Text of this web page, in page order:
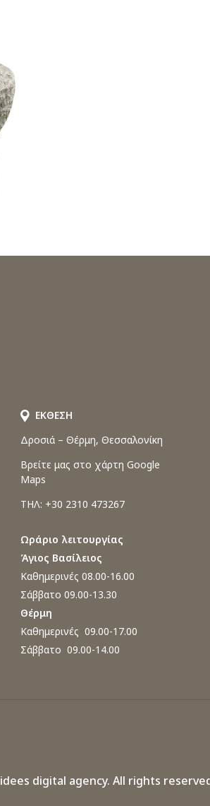
ΕΚΘΕΣΗ
Δροσιά – Θέρμη, Θεσσαλονίκη
Βρείτε μας στο χάρτη Google
Maps
ΤΗΛ: +30 2310 473267
Ωράριο λειτουργίας
Άγιος Βασίλειος
Καθημερινές 08.00-16.00
Σάββατο 09.00-13.30
Θέρμη
Καθημερινές 09.00-17.00
Σάββατο 09.00-14.00
idees digital agency. All rights